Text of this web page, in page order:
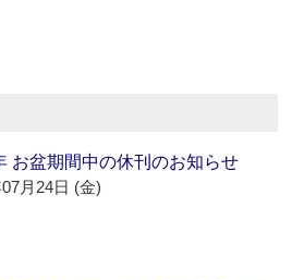
お盆期間中の休刊のお知らせ
月24日 (金)